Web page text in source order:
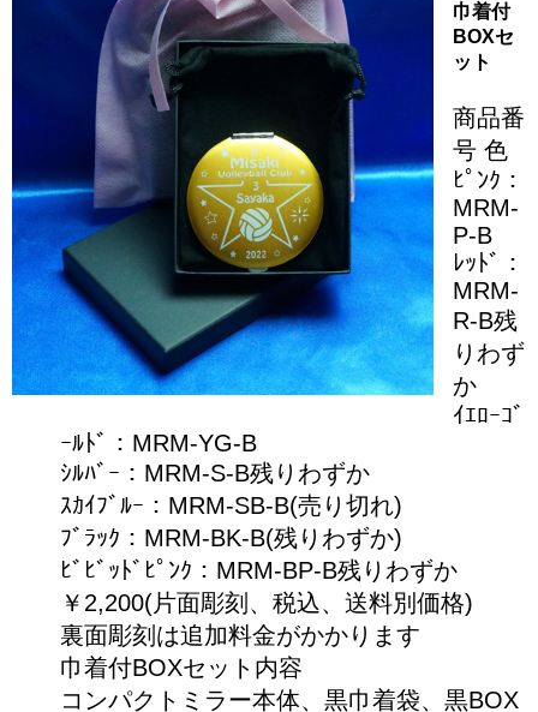
巾着付
BOXセ
ット
商品番
号 色
ﾋﾟﾝｸ：
MRM‐
P-B
ﾚｯﾄﾞ：
MRM‐
R-B残
りわず
か
ｲｴﾛｰｺﾞ
ｰﾙﾄﾞ：MRM‐YG-B
ｼﾙﾊﾞｰ：MRM‐S-B残りわずか
ｽｶｲﾌﾞﾙｰ：MRM‐SB-B(売り切れ)
ﾌﾞﾗｯｸ：MRM‐BK-B(残りわずか)
ﾋﾞﾋﾞｯﾄﾞﾋﾟﾝｸ：MRM-BP-B残りわずか
￥2,200(片面彫刻、税込、送料別価格)
裏面彫刻は追加料金がかかります
巾着付BOXセット内容
コンパクトミラー本体、黒巾着袋、黒BOX